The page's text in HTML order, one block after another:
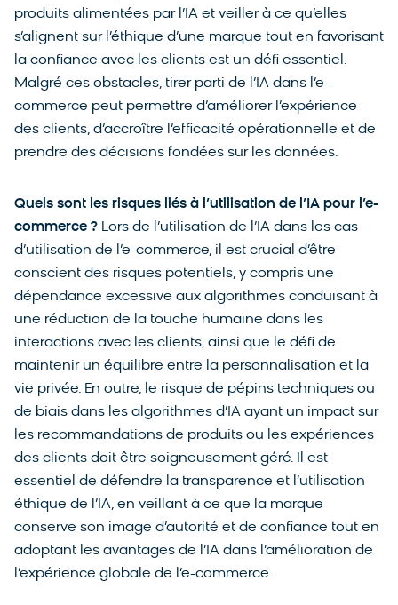
produits alimentées par l’IA et veiller à ce qu’elles
s’alignent sur l’éthique d’une marque tout en favorisant
la confiance avec les clients est un défi essentiel.
Malgré ces obstacles, tirer parti de l’IA dans l’e-
commerce peut permettre d’améliorer l’expérience
des clients, d’accroître l’efficacité opérationnelle et de
prendre des décisions fondées sur les données.
Quels sont les risques liés à l’utilisation de l’IA pour l’e-
commerce ? Lors de l’utilisation de l’IA dans les cas
d’utilisation de l’e-commerce, il est crucial d’être
conscient des risques potentiels, y compris une
dépendance excessive aux algorithmes conduisant à
une réduction de la touche humaine dans les
interactions avec les clients, ainsi que le défi de
maintenir un équilibre entre la personnalisation et la
vie privée. En outre, le risque de pépins techniques ou
de biais dans les algorithmes d’IA ayant un impact sur
les recommandations de produits ou les expériences
des clients doit être soigneusement géré. Il est
essentiel de défendre la transparence et l’utilisation
éthique de l’IA, en veillant à ce que la marque
conserve son image d’autorité et de confiance tout en
adoptant les avantages de l’IA dans l’amélioration de
l’expérience globale de l’e-commerce.